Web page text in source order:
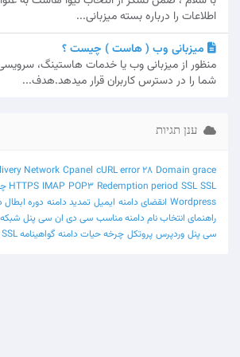
اطلاعات را درباره بسته میزبانی...
میزبانی وب ( هاست ) چیست ؟
منظور از میزبانی وب یا خدمات هاستینگ،
شما را در دسترس کاربران قرار میدهد.هدف...
ענן תגיות
Network Cpanel cURL error 28 Domain grace
HTTPS IMAP POP3 Redemption period SSL SSL چیست
Wordpress انقضای دامنه ایمیل تمدید دامنه دوره
راهنمای انتخاب نام دامنه مناسب سی دی ان سی پنل شبکه
سی پنل وردپرس پروتکل‌ چرخه حیات دامنه گواهینامه SSL